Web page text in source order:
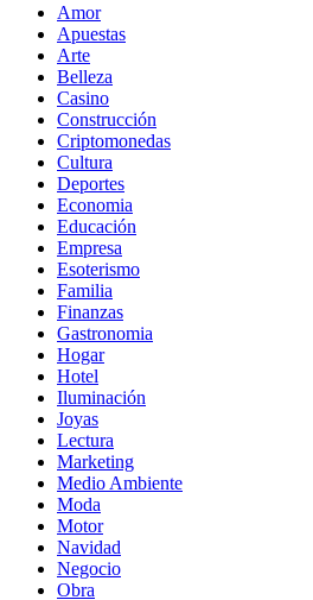
Amor
Apuestas
Arte
Belleza
Casino
Construcción
Criptomonedas
Cultura
Deportes
Economia
Educación
Empresa
Esoterismo
Familia
Finanzas
Gastronomia
Hogar
Hotel
Iluminación
Joyas
Lectura
Marketing
Medio Ambiente
Moda
Motor
Navidad
Negocio
Obra